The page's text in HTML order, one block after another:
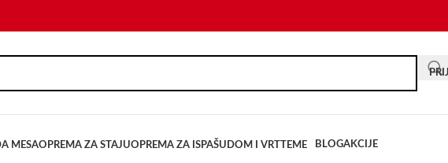
MESAOPREMA ZA STAJUOPREMA ZA ISPAŠU DOM I VRTTEME BLOGAKCIJE